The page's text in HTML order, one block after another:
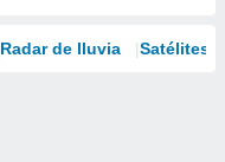
Radar de lluvia Satélites